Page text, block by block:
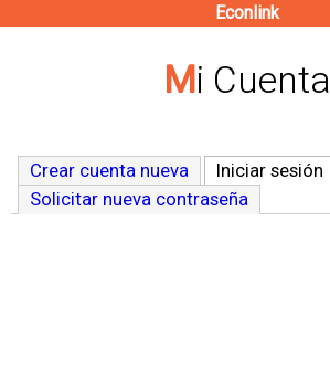
contenido
Econlink
Mi Cuenta
Crear cuenta nueva Iniciar sesión
Solicitar nueva contraseña